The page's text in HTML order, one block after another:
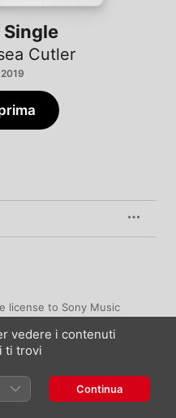
Single
Cutler
2019
license to Sony Music
Ultra Records, LLC
vedere i contenuti
ti trovi
Continua